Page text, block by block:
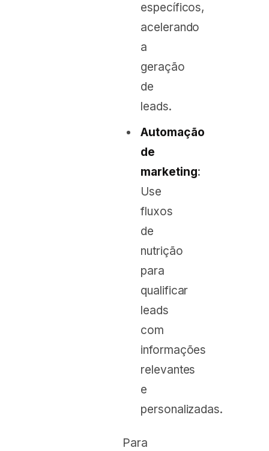
específicos,
acelerando
a
geração
de
leads.
Automação
de
marketing:
Use
fluxos
de
nutrição
para
qualificar
leads
com
informações
relevantes
e
personalizadas.
Para